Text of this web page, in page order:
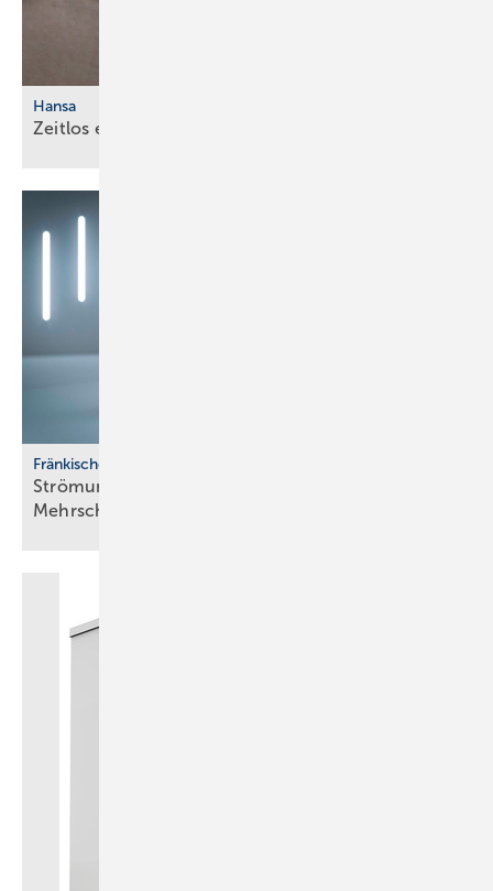
Hansa
Zeitlos eleg ant
Fränkische
Strömungsoptimiertes
­Mehrschichtverbundrohrsystem